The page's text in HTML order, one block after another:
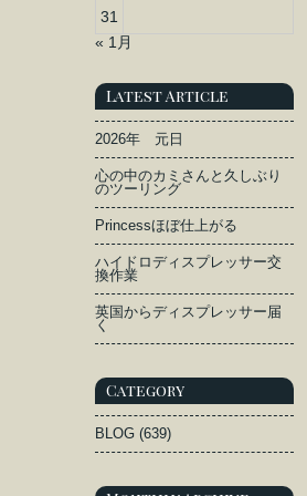
31
« 1月
Latest Article
2026年 元日
心の中のカミさんと久しぶり
のツーリング
Princessほぼ仕上がる
ハイドロディスプレッサー交
換作業
英国からディスプレッサー届
く
Category
BLOG (639)